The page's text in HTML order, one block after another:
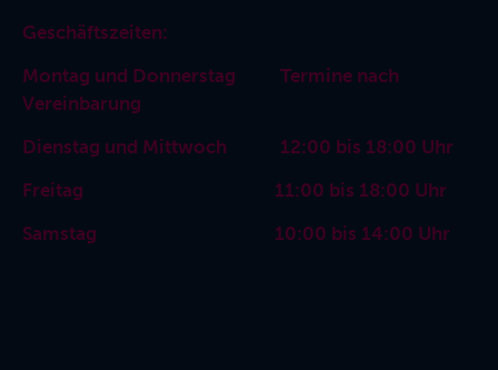
Geschäftszeiten:
Montag und Donnerstag Termine nach
Vereinbarung
Dienstag und Mittwoch 12:00 bis 18:00 Uhr
Freitag 11:00 bis 18:00 Uhr
Samstag 10:00 bis 14:00 Uhr